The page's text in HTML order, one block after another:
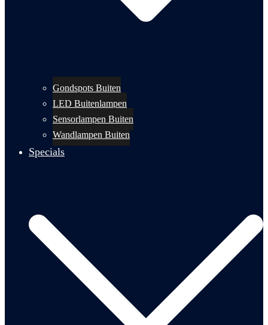
Gondspots Buiten
LED Buitenlampen
Sensorlampen Buiten
Wandlampen Buiten
Specials